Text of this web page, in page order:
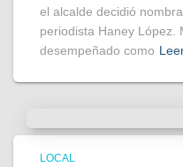
el alcalde decidió
periodista Haney López.
desempeñado como
LOCAL